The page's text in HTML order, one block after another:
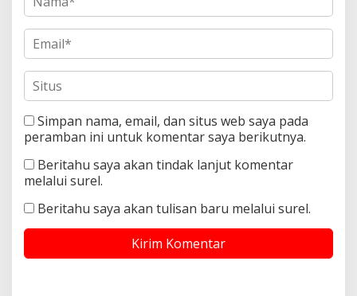
Simpan nama, email, dan situs web saya pada
peramban ini untuk komentar saya berikutnya.
Beritahu saya akan tindak lanjut komentar
melalui surel.
Beritahu saya akan tulisan baru melalui surel.